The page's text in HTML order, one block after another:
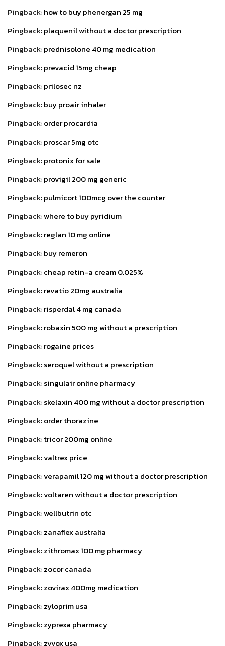
Pingback:how to buy phenergan 25 mg
Pingback:plaquenil without a doctor prescription
Pingback:prednisolone 40 mg medication
Pingback:prevacid 15mg cheap
Pingback:prilosec nz
Pingback:buy proair inhaler
Pingback:order procardia
Pingback:proscar 5mg otc
Pingback:protonix for sale
Pingback:provigil 200 mg generic
Pingback:pulmicort 100mcg over the counter
Pingback:where to buy pyridium
Pingback:reglan 10 mg online
Pingback:buy remeron
Pingback:cheap retin-a cream 0.025%
Pingback:revatio 20mg australia
Pingback:risperdal 4 mg canada
Pingback:robaxin 500 mg without a prescription
Pingback:rogaine prices
Pingback:seroquel without a prescription
Pingback:singulair online pharmacy
Pingback:skelaxin 400 mg without a doctor prescription
Pingback:order thorazine
Pingback:tricor 200mg online
Pingback:valtrex price
Pingback:verapamil 120 mg without a doctor prescription
Pingback:voltaren without a doctor prescription
Pingback:wellbutrin otc
Pingback:zanaflex australia
Pingback:zithromax 100 mg pharmacy
Pingback:zocor canada
Pingback:zovirax 400mg medication
Pingback:zyloprim usa
Pingback:zyprexa pharmacy
Pingback:zyvox usa